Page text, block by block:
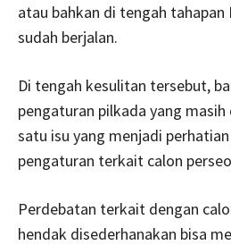
atau bahkan di tengah tahapan
sudah berjalan.
Di tengah kesulitan tersebut,
pengaturan pilkada yang
satu isu yang menjadi
pengaturan terkait calon
Perdebatan terkait dengan
hendak disederhanakan bisa